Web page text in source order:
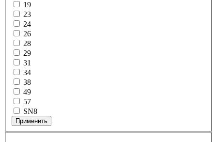
19
23
24
26
28
29
31
34
38
49
57
SN8
Применить